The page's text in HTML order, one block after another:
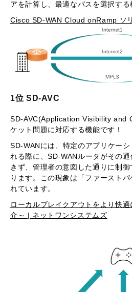
アを計算し、最適なパスを選択する
Cisco SD-WAN Cloud onRamp ソ
1位 SD-AVC
SD-AVC(Application Visibility and
ケット問題に対応する機能です！
SD-WANには、特定のアプリケー
れる際に、SD-WANルータがその
きず、管理者の意図した通りに制
ります。この現象は「ファースト
れています。
ローカルブレイクアウトをより快
介～ | ネットワンシステムズ